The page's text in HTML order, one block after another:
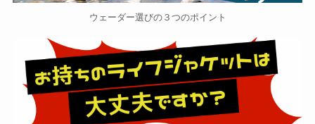
ウェーダー選びの３つのポイント